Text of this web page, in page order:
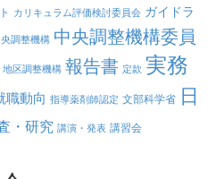
カリキュラム評価検討委員会 ガイドラ
調整機構 中央調整機構委員
地区調整機構 報告書 定款 実務
職動向 指導薬剤師認定 文部科学省 日
・研究 講演・発表 講習会